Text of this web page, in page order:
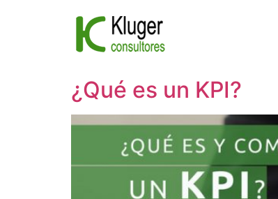
¿Qué es un KPI?